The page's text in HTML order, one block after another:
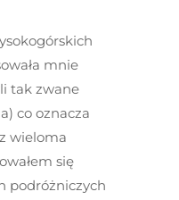
mnie
tak zwane
co oznacza
wieloma
się
podróżniczych